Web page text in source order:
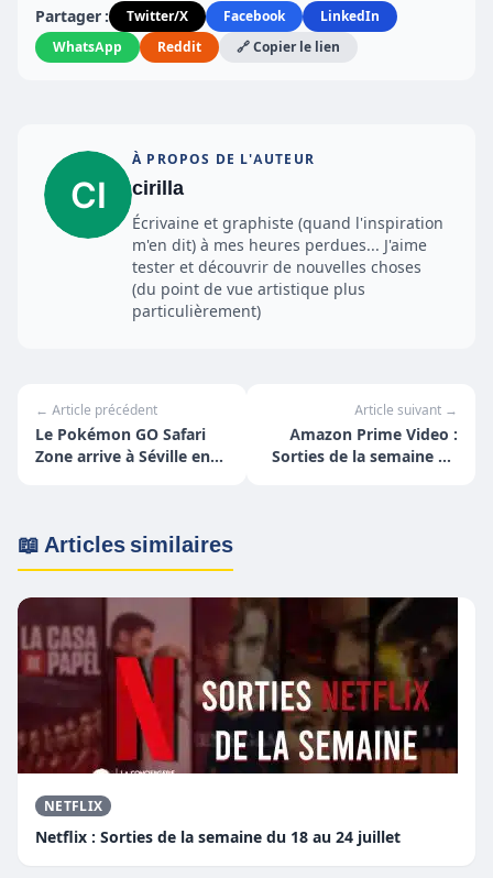
Partager : Twitter/X Facebook
LinkedIn
WhatsApp
Reddit 🔗 Copier le lien
À PROPOS DE L'AUTEUR
cirilla
Écrivaine et graphiste (quand l'inspiration
m'en dit) à mes heures perdues... J'aime
tester et découvrir de nouvelles choses
(du point de vue artistique plus
particulièrement)
← Article précédent
Le Pokémon GO Safari
Zone arrive à Séville en
Article suivant →
Amazon Prime Video :
Sorties de la semaine du
📖 Articles similaires
NETFLIX
Netflix : Sorties de la semaine du 18 au 24 juillet